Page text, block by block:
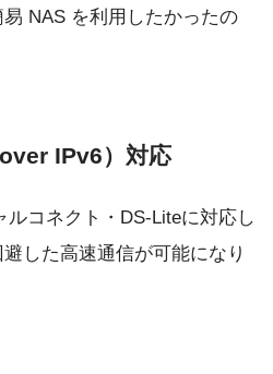
NAS を利用したかったの
IPv6）対応
コネクト・DS-Liteに対応し
した高速通信が可能になり